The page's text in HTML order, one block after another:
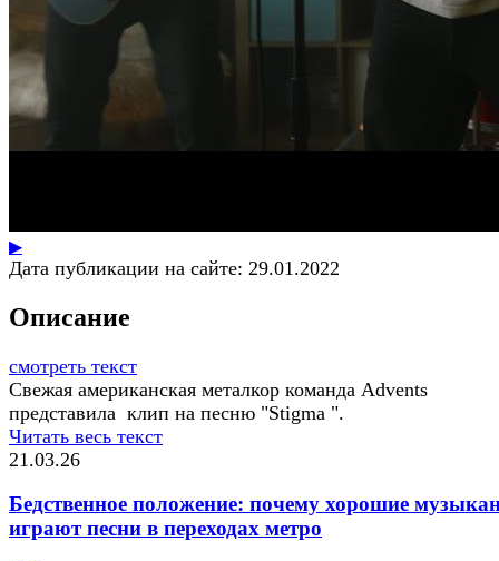
▶
Дата публикации на сайте: 29.01.2022
Описание
смотреть текст
Свежая американская металкор команда Advents
представила клип на песню "Stigma ".
Читать весь текст
21.03.26
Бедственное положение: почему хорошие
играют песни в переходах метро